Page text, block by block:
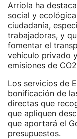
Arriola ha
social y
ciudadanía,
trabajadoras, y
fomentar el
vehículo privado
emisiones de
Los servicios de
bonificación de
directas que
que apliquen
que aportará el
presupuestos.